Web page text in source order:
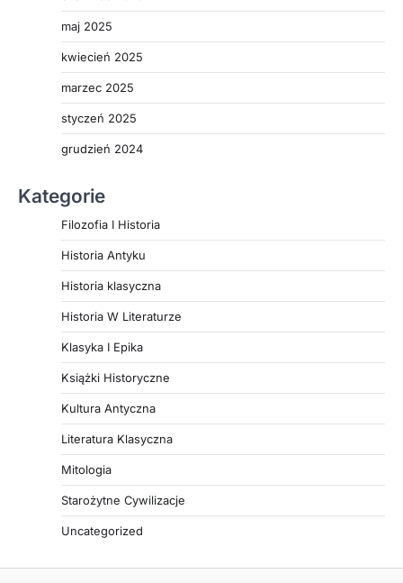
maj 2025
kwiecień 2025
marzec 2025
styczeń 2025
grudzień 2024
Kategorie
Filozofia I Historia
Historia Antyku
Historia klasyczna
Historia W Literaturze
Klasyka I Epika
Książki Historyczne
Kultura Antyczna
Literatura Klasyczna
Mitologia
Starożytne Cywilizacje
Uncategorized